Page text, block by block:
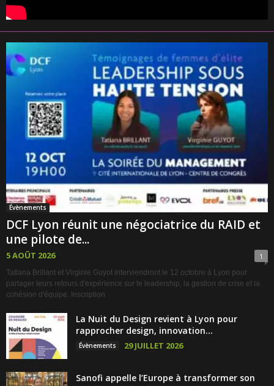
Évènements
DCF Lyon réunit une négociatrice du RAID et
une pilote de...
5 AOÛT 2026 1
Tatiana Brillant et Virginie Guyot interviendront le 12 octobre à Lyon pour
partager leurs retours d'expérience sur le leadership, la gestion de crise et la
cohésion d'équipe. Inscription
La Nuit du Design revient à Lyon pour
rapprocher design, innovation...
Évènements 29 JUILLET 2026
Sanofi appelle l’Europe à transformer son